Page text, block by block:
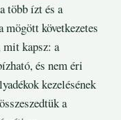
több ízt és a
következetes
mit kapsz: a
és nem éri
kezelésének
a